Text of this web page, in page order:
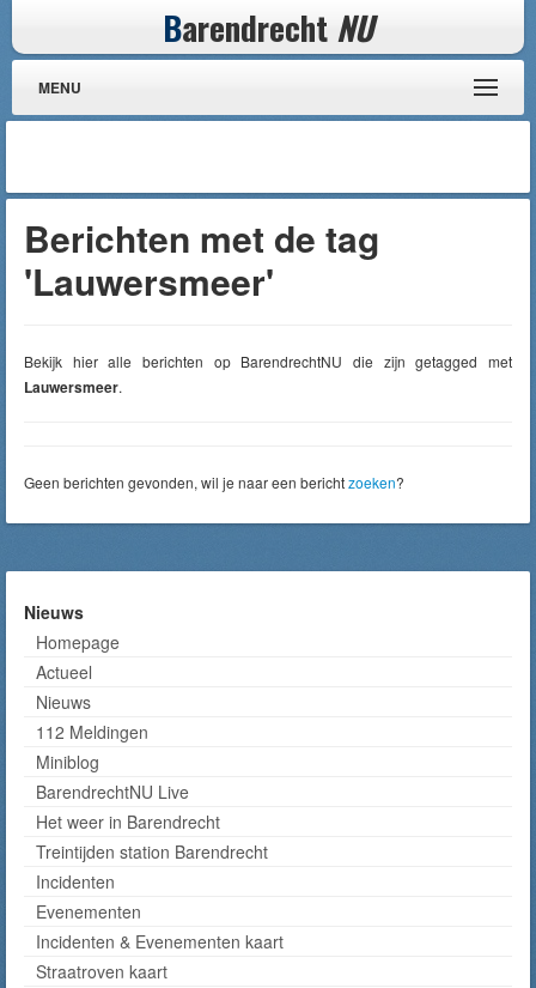
Barendrecht NU
MENU
Berichten met de tag
'Lauwersmeer'
Bekijk hier alle berichten op BarendrechtNU die zijn getagged met
Lauwersmeer.
Geen berichten gevonden, wil je naar een berichtzoeken?
Nieuws
Homepage
Actueel
Nieuws
112 Meldingen
Miniblog
BarendrechtNU Live
Het weer in Barendrecht
Treintijden station Barendrecht
Incidenten
Evenementen
Incidenten & Evenementen kaart
Straatroven kaart